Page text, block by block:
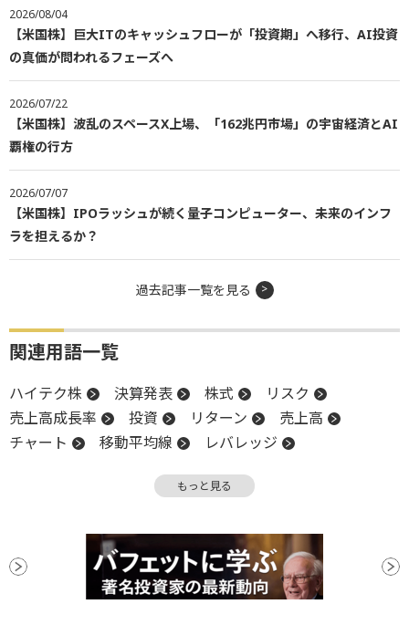
2026/08/04
【米国株】巨大ITのキャッシュフローが「投資期」へ移行、AI投資
の真価が問われるフェーズへ
2026/07/22
【米国株】波乱のスペースX上場、「162兆円市場」の宇宙経済とAI
覇権の行方
2026/07/07
【米国株】IPOラッシュが続く量子コンピューター、未来のインフ
ラを担えるか？
過去記事一覧を見る
関連用語一覧
ハイテク株 決算発表 株式
リスク
売上高成長率
投資 リターン
売上高
チャート
移動平均線
レバレッジ
調整
もっと見る